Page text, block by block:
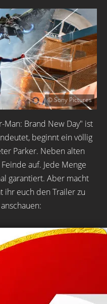
© Sony Pictures
Man: Brand New Day" ist
beginnt ein völlig
Parker. Neben alten
auf. Jede Menge
garantiert. Aber macht
ihr euch den Trailer zu